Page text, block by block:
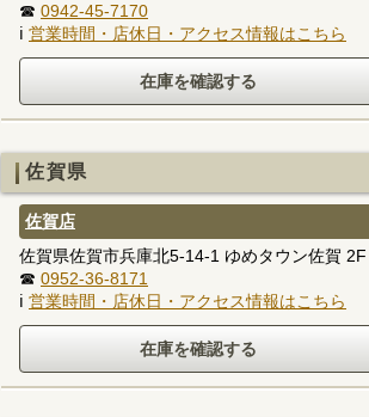
☎ 0942-45-7170
ℹ 営業時間・店休日・アクセス情報はこちら
佐賀県
佐賀店
佐賀県佐賀市兵庫北5-14-1 ゆめタウン佐賀 2F
☎ 0952-36-8171
ℹ 営業時間・店休日・アクセス情報はこちら